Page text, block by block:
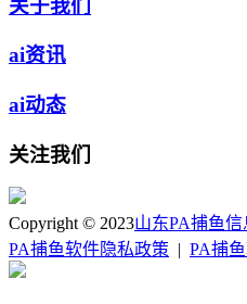
关于我们
ai资讯
ai动态
关注我们
Copyright © 2023山东PA捕鱼
PA捕鱼软件隐私政策
PA捕